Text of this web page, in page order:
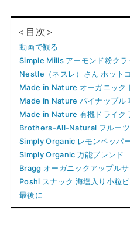
＜目次＞
動画で観る
Simple Mills アーモンド粉クラ
Nestle（ネスレ）さん ホット
Made in Nature オーガニック
Made in Nature パイナップル
Made in Nature 有機ドライク
Brothers-All-Natural フルーツ
Simply Organic レモンペッパ
Simply Organic 万能ブレンド
Bragg オーガニックアップル
Poshi スナック 海塩入り小粒
最後に